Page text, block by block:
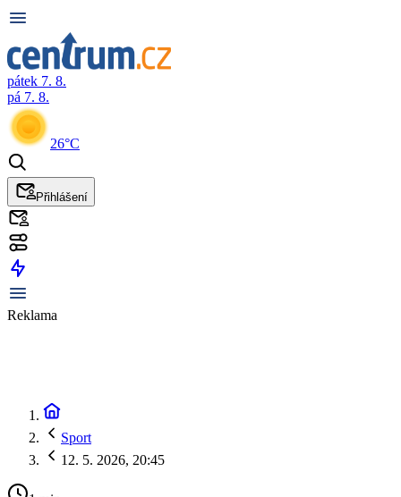
pátek 7. 8.
pá 7. 8.
26°C
Přihlášení
Reklama
Sport
12. 5. 2026, 20:45